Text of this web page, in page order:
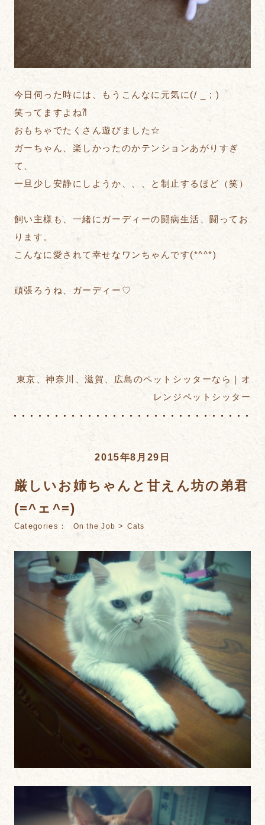
今日伺った時には、もうこんなに元気に(/ _ ; )
笑ってますよね⁈
おもちゃでたくさん遊びました☆
ガーちゃん、楽しかったのかテンションあがりすぎ
て、
一旦少し安静にしようか、、、と制止するほど（笑）
飼い主様も、一緒にガーディーの闘病生活、闘ってお
ります。
こんなに愛されて幸せなワンちゃんです(*^^*)
頑張ろうね、ガーディー♡
東京、神奈川、滋賀、広島のペットシッターなら｜オ
レンジペットシッター
2015年8月29日
厳しいお姉ちゃんと甘えん坊の弟君
(=^ェ^=)
Categories： On the Job > Cats